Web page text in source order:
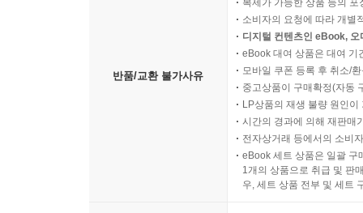
반품/교환 불가사유
복제가 가능한 상품 등의
소비자의 요청에 따라 개별
디지털 컨텐츠인 eBook,
eBook 대여 상품은 대여 기
모바일 쿠폰 등록 후 취소/
중고상품이 구매확정(자동
LP상품의 재생 불량 원인
시간의 경과에 의해 재판매
전자상거래 등에서의 소비
eBook 세트 상품은 일괄 구
1개의 상품으로 취급 및 판
우, 세트 상품 전부 및 세트